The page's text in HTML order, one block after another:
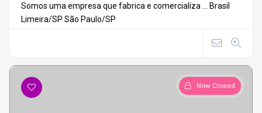
Somos uma empresa que fabrica e comercializa ...
Brasil
Limeira/SP São Paulo/SP
Now Closed